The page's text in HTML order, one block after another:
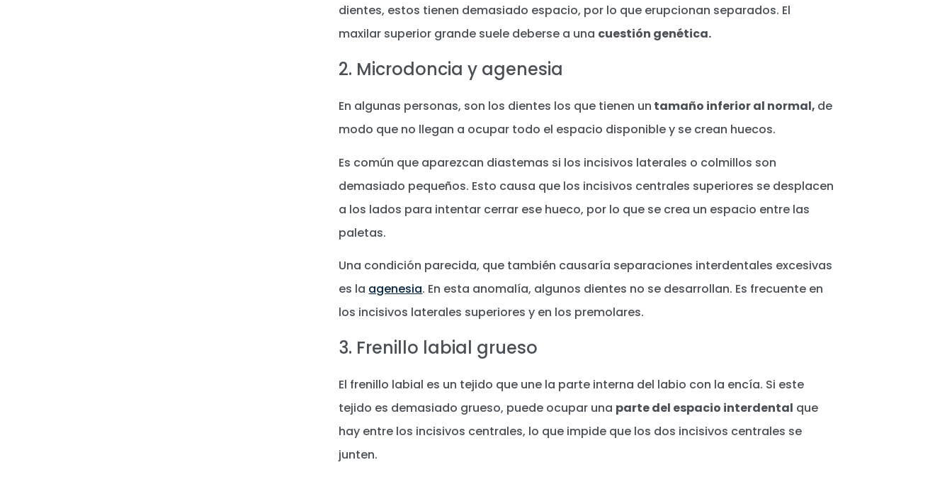
dientes, estos tienen demasiado espacio, por lo que erupcionan separados. El
maxilar superior grande suele deberse a una cuestión genética.
2. Microdoncia y agenesia
En algunas personas, son los dientes los que tienen un tamaño inferior al normal, de
modo que no llegan a ocupar todo el espacio disponible y se crean huecos.
Es común que aparezcan diastemas si los incisivos laterales o colmillos son
demasiado pequeños. Esto causa que los incisivos centrales superiores se desplacen
a los lados para intentar cerrar ese hueco, por lo que se crea un espacio entre las
paletas.
Una condición parecida, que también causaría separaciones interdentales excesivas
es la agenesia. En esta anomalía, algunos dientes no se desarrollan. Es frecuente en
los incisivos laterales superiores y en los premolares.
3. Frenillo labial grueso
El frenillo labial es un tejido que une la parte interna del labio con la encía. Si este
tejido es demasiado grueso, puede ocupar una parte del espacio interdental que
hay entre los incisivos centrales, lo que impide que los dos incisivos centrales se
junten.